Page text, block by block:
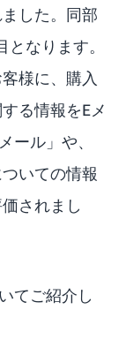
した。同部
なります。
様に、購入
る情報をEメ
ール」や、
いての情報
されまし
てご紹介し